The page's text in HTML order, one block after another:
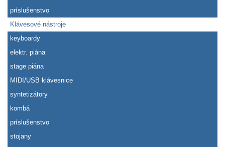
príslušenstvo
Klávesové nástroje
keyboardy
elektr. piána
stage piána
MIDI/USB klávesnice
syntetizátory
kombá
príslušenstvo
stojany